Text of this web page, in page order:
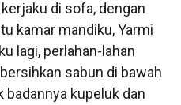
di sofa, dengan
kamar mandiku, Yarmi
lagi, perlahan-lahan
sabun di bawah
badannya kupeluk dan